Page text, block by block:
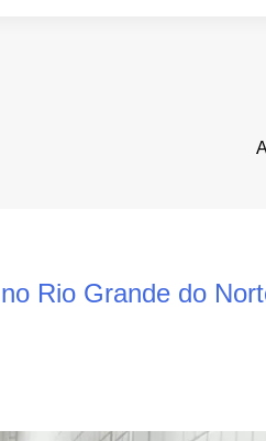
Rio Grande do